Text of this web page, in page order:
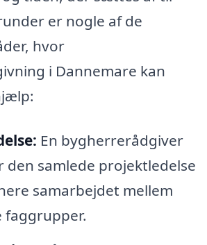
er nogle af de
hvor
i Dannemare kan
En bygherrerådgiver
den samlede projektledelse
samarbejdet mellem
faggrupper.